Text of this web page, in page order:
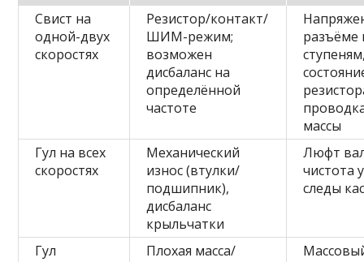
Свист на
одной-двух
скоростях
Резистор/контакт/
ШИМ-режим;
возможен
дисбаланс на
определённой
частоте
разъёме
массы
Гул на всех
скоростях
Механический
износ (втулки/
подшипник),
дисбаланс
крыльчатки
Люфт
чистота
следы
Гул
Плохая масса/